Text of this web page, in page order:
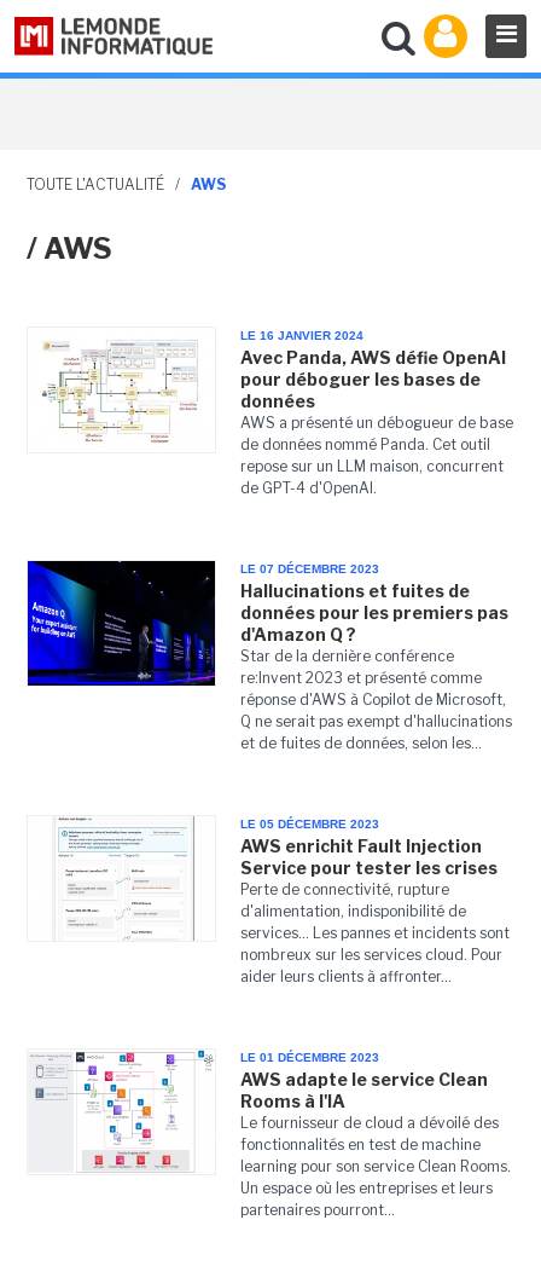
TOUTE L'ACTUALITÉ / AWS
/ AWS
LE 16 JANVIER 2024
Avec Panda, AWS défie OpenAI
pour déboguer les bases de
données
AWS a présenté un débogueur de base
de données nommé Panda. Cet outil
repose sur un LLM maison, concurrent
de GPT-4 d'OpenAI.
LE 07 DÉCEMBRE 2023
Hallucinations et fuites de
données pour les premiers pas
d'Amazon Q ?
Star de la dernière conférence
re:Invent 2023 et présenté comme
réponse d'AWS à Copilot de Microsoft,
Q ne serait pas exempt d'hallucinations
et de fuites de données, selon les...
LE 05 DÉCEMBRE 2023
AWS enrichit Fault Injection
Service pour tester les crises
Perte de connectivité, rupture
d'alimentation, indisponibilité de
services... Les pannes et incidents sont
nombreux sur les services cloud. Pour
aider leurs clients à affronter...
LE 01 DÉCEMBRE 2023
AWS adapte le service Clean
Rooms à l'IA
Le fournisseur de cloud a dévoilé des
fonctionnalités en test de machine
learning pour son service Clean Rooms.
Un espace où les entreprises et leurs
partenaires pourront...